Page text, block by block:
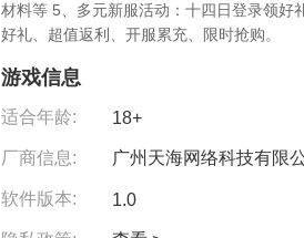
材料等 5、多元新服活动：十四日登录领好
好礼、超值返利、开服累充、限时抢购。
游戏信息
适合年龄: 18+
厂商信息: 广州天海网络科技有限
软件版本: 1.0